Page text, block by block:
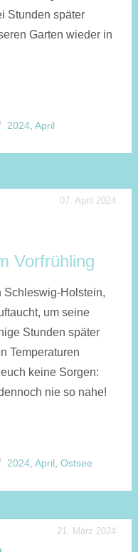
Stunden später
Garten wieder in
2024, April
07. April 2024
Vorfrühling
Schleswig-Holstein,
um seine
Stun­den spä­ter
Tempera­turen
keine Sorgen:
nie so nahe!
2024, April, Ostsee
21. März 2024